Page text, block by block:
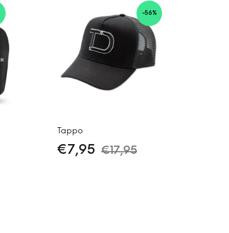
-56%
Tappo
€7,95 €17,95